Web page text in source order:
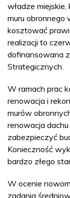
władze
muru obronnego
kosztować
realizacji to
dofinansowana
Strategicznych.
W ramach prac
renowacja i
murów
renowacja
zabezpieczyć
Konieczność
bardzo złego
W ocenie
zadania